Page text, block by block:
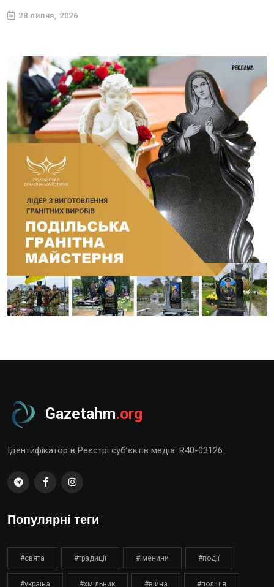
28 липня, 2026
Gazetahm.org
Ідентифікатор в Реєстрі суб’єктів медіа: R40-03126
Популярні теги
#свята #традиції #іменини #події
#україна #хмільник #війна #поліція